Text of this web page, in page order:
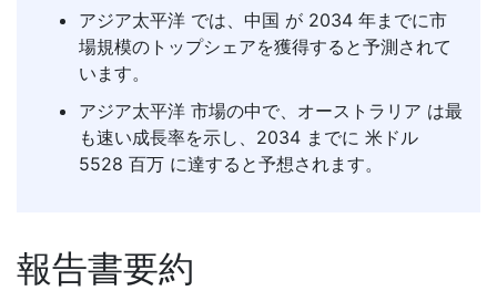
アジア太平洋 では、中国 が 2034 年までに市
場規模のトップシェアを獲得すると予測されて
います。
アジア太平洋 市場の中で、オーストラリア は最
も速い成長率を示し、2034 までに 米ドル
5528 百万 に達すると予想されます。
報告書要約